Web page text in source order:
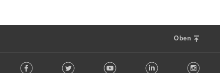
Oben
o Facebook Twitter Youtube LinkedIn